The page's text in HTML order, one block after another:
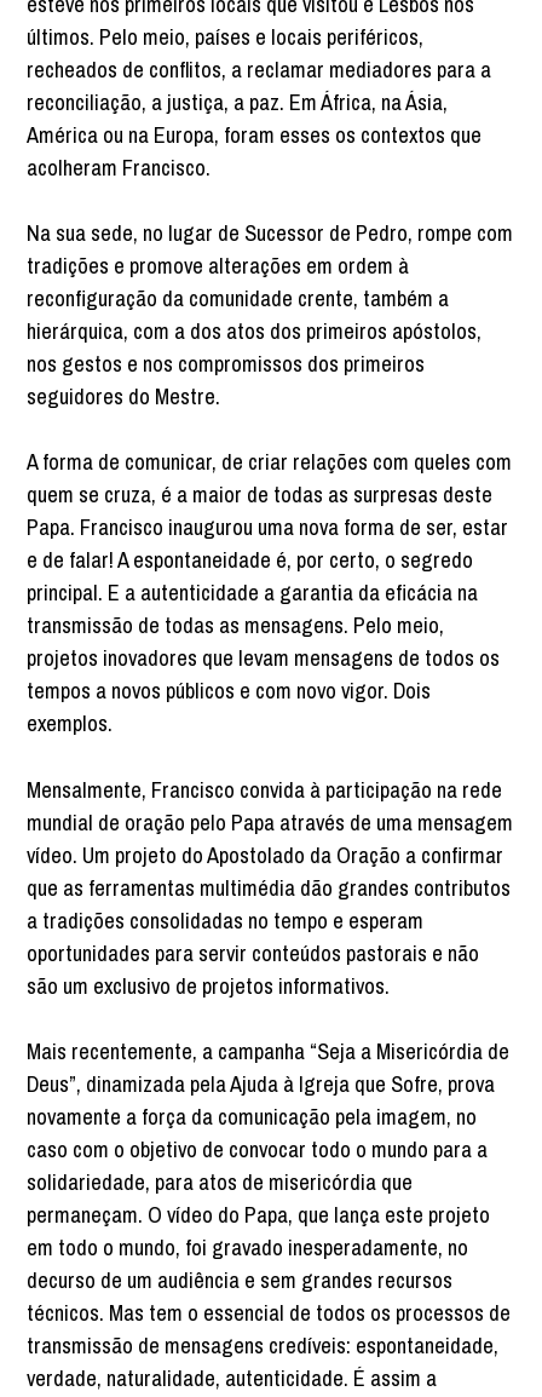
últimos. Pelo meio, países e locais periféricos,
recheados de conflitos, a reclamar mediadores para a
reconciliação, a justiça, a paz. Em África, na Ásia,
América ou na Europa, foram esses os contextos que
acolheram Francisco.
Na sua sede, no lugar de Sucessor de Pedro, rompe com
tradições e promove alterações em ordem à
reconfiguração da comunidade crente, também a
hierárquica, com a dos atos dos primeiros apóstolos,
nos gestos e nos compromissos dos primeiros
seguidores do Mestre.
A forma de comunicar, de criar relações com queles com
quem se cruza, é a maior de todas as surpresas deste
Papa. Francisco inaugurou uma nova forma de ser, estar
e de falar! A espontaneidade é, por certo, o segredo
principal. E a autenticidade a garantia da eficácia na
transmissão de todas as mensagens. Pelo meio,
projetos inovadores que levam mensagens de todos os
tempos a novos públicos e com novo vigor. Dois
exemplos.
Mensalmente, Francisco convida à participação na rede
mundial de oração pelo Papa através de uma mensagem
vídeo. Um projeto do Apostolado da Oração a confirmar
que as ferramentas multimédia dão grandes contributos
a tradições consolidadas no tempo e esperam
oportunidades para servir conteúdos pastorais e não
são um exclusivo de projetos informativos.
Mais recentemente, a campanha “Seja a Misericórdia de
Deus”, dinamizada pela Ajuda à Igreja que Sofre, prova
novamente a força da comunicação pela imagem, no
caso com o objetivo de convocar todo o mundo para a
solidariedade, para atos de misericórdia que
permaneçam. O vídeo do Papa, que lança este projeto
em todo o mundo, foi gravado inesperadamente, no
decurso de um audiência e sem grandes recursos
técnicos. Mas tem o essencial de todos os processos de
transmissão de mensagens credíveis: espontaneidade,
verdade, naturalidade, autenticidade. É assim a